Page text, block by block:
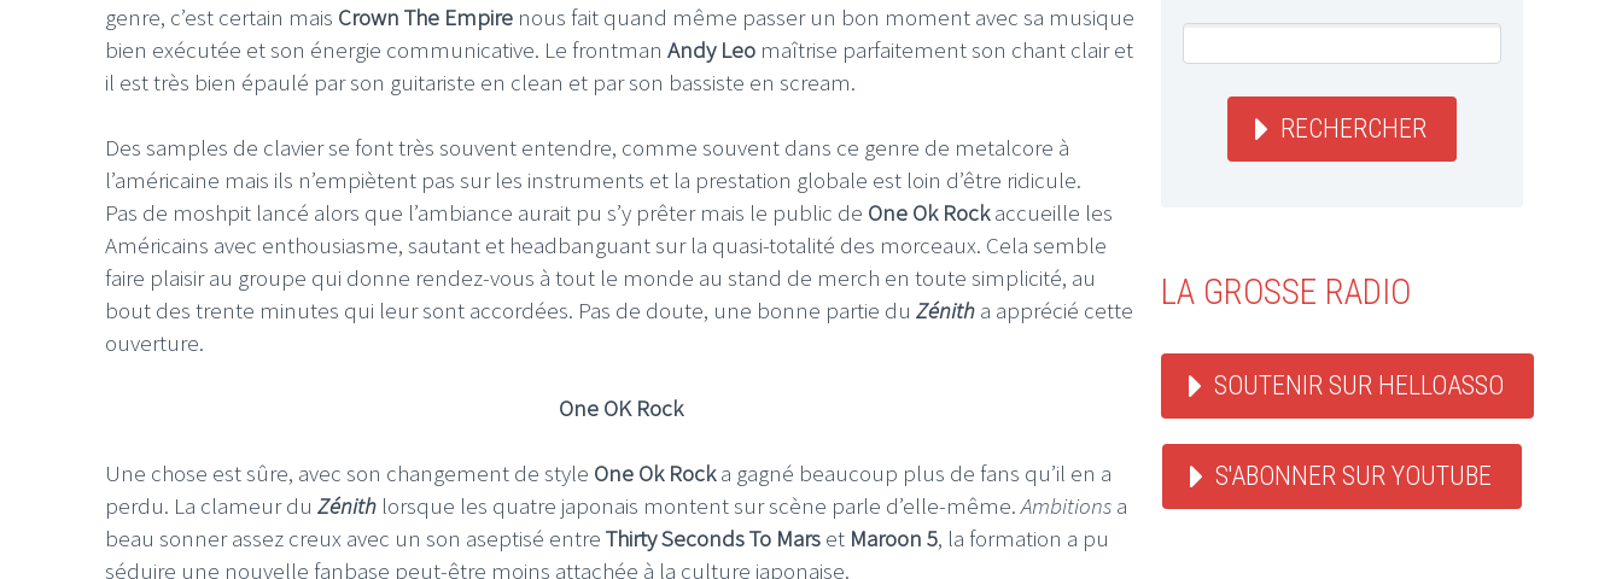
genre, c’est certain mais Crown The Empire nous fait quand même passer un bon moment avec sa musique
bien exécutée et son énergie communicative. Le frontman Andy Leo maîtrise parfaitement son chant clair et
il est très bien épaulé par son guitariste en clean et par son bassiste en scream.
Des samples de clavier se font très souvent entendre, comme souvent dans ce genre de metalcore à
l’américaine mais ils n’empiètent pas sur les instruments et la prestation globale est loin d’être ridicule.
Pas de moshpit lancé alors que l’ambiance aurait pu s’y prêter mais le public de One Ok Rockaccueille les
Américains avec enthousiasme, sautant et headbanguant sur la quasi-totalité des morceaux. Cela semble
faire plaisir au groupe qui donne rendez-vous à tout le monde au stand de merch en toute simplicité, au
bout des trente minutes qui leur sont accordées. Pas de doute, une bonne partie du Zénith a apprécié cette
ouverture.
One OK Rock
Une chose est sûre, avec son changement de style One Ok Rocka gagné beaucoup plus de fans qu’il en a
perdu. La clameur du Zénith lorsque les quatre japonais montent sur scène parle d’elle-même.Ambitions a
beau sonner assez creux avec un son aseptisé entre Thirty Seconds To Mars et Maroon 5, la formation a pu
séduire une nouvelle fanbase peut-être moins attachée à la culture japonaise.
RECHERCHER
LA GROSSE RADIO
SOUTENIR SUR HELLOASSO
S'ABONNER SUR YOUTUBE